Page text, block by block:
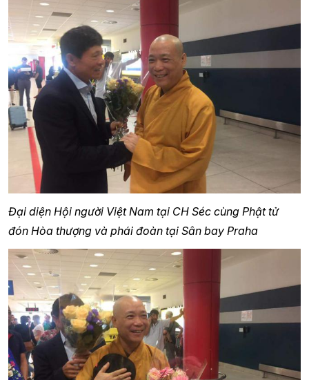
Đại diện Hội người Việt Nam tại CH Séc cùng Phật tử
đón Hòa thượng và phái đoàn tại Sân bay Praha